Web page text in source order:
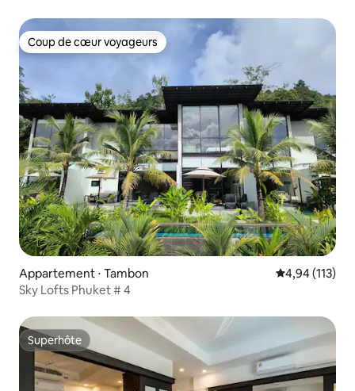
Coup de cœur voyageurs
Coup de cœur voyageurs
Appartement ⋅ Tambon Évaluation
4,94 (113)
Sky Lofts Phuket # 4
Superhôte
Superhôte